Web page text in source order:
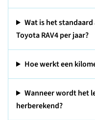
Wat is het
Toyota RAV4 per jaar?
Hoe werkt een
Wanneer wordt het
herberekend?